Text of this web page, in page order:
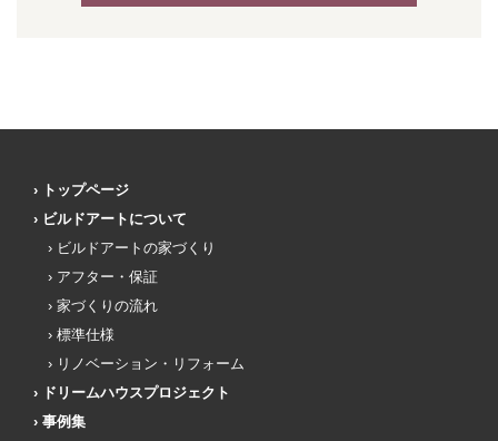
トップページ
ビルドアートについて
ビルドアートの家づくり
アフター・保証
家づくりの流れ
標準仕様
リノベーション・リフォーム
ドリームハウスプロジェクト
事例集